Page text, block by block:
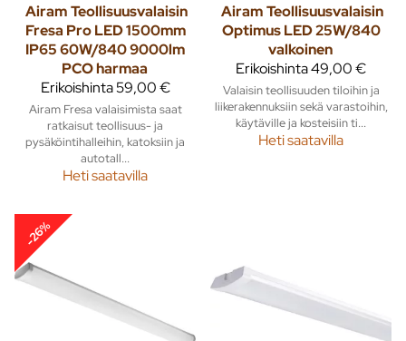
Airam Teollisuusvalaisin
Fresa Pro LED 1500mm
IP65 60W/840 9000lm
PCO harmaa
Erikoishinta59,00 €
Airam Fresa valaisimista saat
ratkaisut teollisuus- ja
pysäköintihalleihin, katoksiin ja
autotall...
Heti saatavilla
Airam Teollisuusvalaisin
Optimus LED 25W/840
valkoinen
Erikoishinta49,00 €
Valaisin teollisuuden tiloihin ja
liikerakennuksiin sekä varastoihin,
käytäville ja kosteisiin ti...
Heti saatavilla
-26%